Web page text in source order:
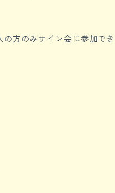
方のみサイン会に参加で